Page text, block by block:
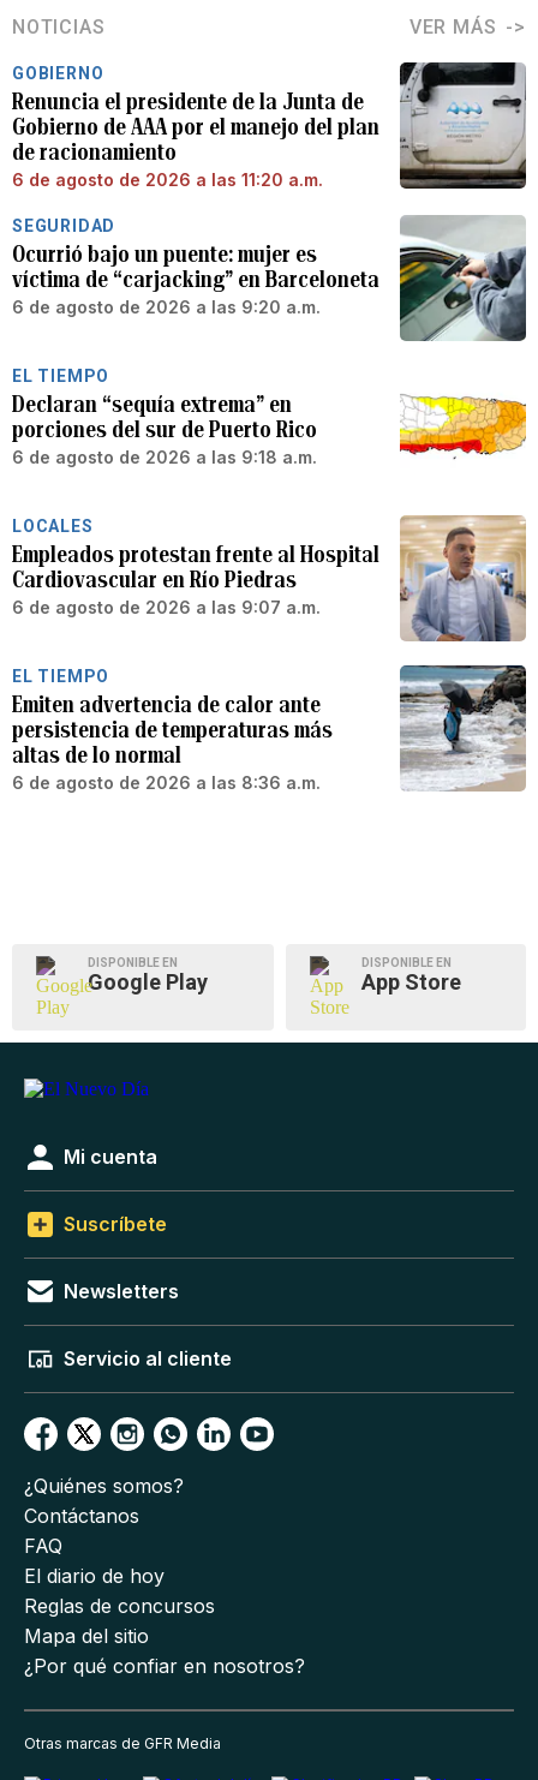
NOTICIAS VER MÁS
GOBIERNO
Renuncia el presidente de la Junta de
Gobierno de AAA por el manejo del plan
de racionamiento
6 de agosto de 2026 a las 11:20 a.m.
SEGURIDAD
Ocurrió bajo un puente: mujer es
víctima de “carjacking” en Barceloneta
6 de agosto de 2026 a las 9:20 a.m.
EL TIEMPO
Declaran “sequía extrema” en
porciones del sur de Puerto Rico
6 de agosto de 2026 a las 9:18 a.m.
LOCALES
Empleados protestan frente al Hospital
Cardiovascular en Río Piedras
6 de agosto de 2026 a las 9:07 a.m.
EL TIEMPO
Emiten advertencia de calor ante
persistencia de temperaturas más
altas de lo normal
6 de agosto de 2026 a las 8:36 a.m.
DISPONIBLE EN
Google Play
DISPONIBLE EN
App Store
Mi cuenta
Suscríbete
Newsletters
Servicio al cliente
¿Quiénes somos?
Contáctanos
FAQ
El diario de hoy
Reglas de concursos
Mapa del sitio
¿Por qué confiar en nosotros?
Otras marcas de GFR Media